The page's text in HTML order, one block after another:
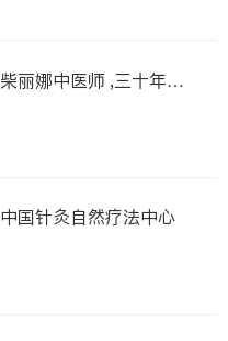
柴丽娜中医师 ,三十年临
中国针灸自然疗法中心